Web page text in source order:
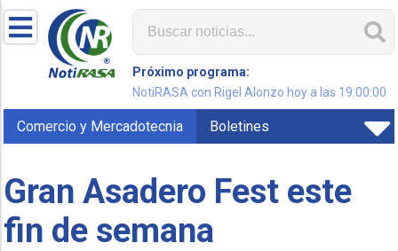
Próximo programa:
NotiRASA con Rigel Alonzo hoy a las 19:00:00
Comercio y Mercadotecnia Boletines
Gran Asadero Fest este
fin de semana